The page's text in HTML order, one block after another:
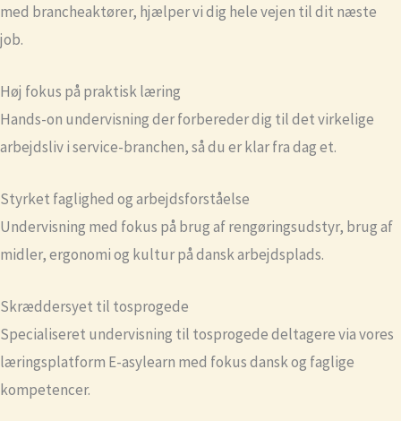
med brancheaktører, hjælper vi dig hele vejen til dit næste
job.
Høj fokus på praktisk læring
Hands-on undervisning der forbereder dig til det virkelige
arbejdsliv i service-branchen, så du er klar fra dag et.
Styrket faglighed og arbejdsforståelse
Undervisning med fokus på brug af rengøringsudstyr, brug af
midler, ergonomi og kultur på dansk arbejdsplads.
Skræddersyet til tosprogede
Specialiseret undervisning til tosprogede deltagere via vores
læringsplatform E-asylearn med fokus dansk og faglige
kompetencer.